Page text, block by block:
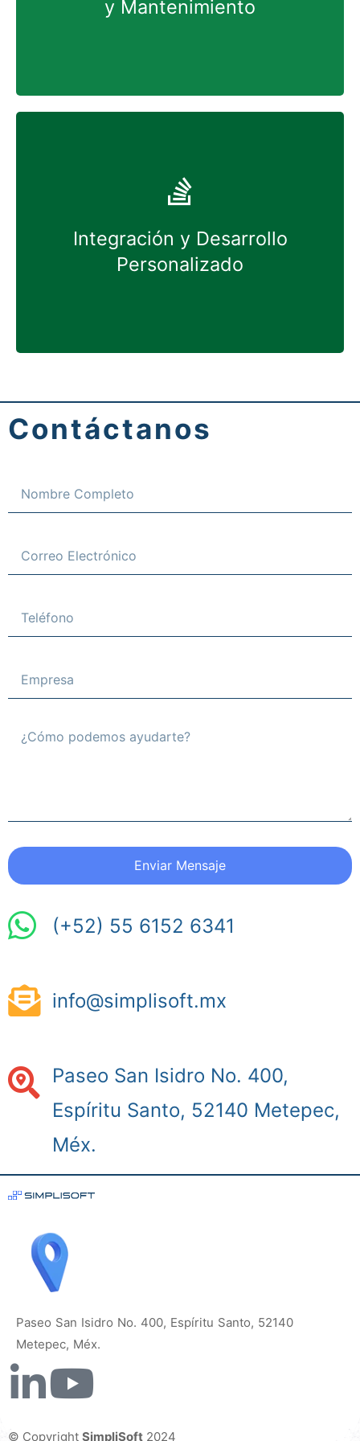
y Mantenimiento
asegurar que tu sistema funcione siempre de
Integración y Desarrollo
Personalizado
entorno de trabajo más cohesivo y eficiente.
Además, desarrollamos soluciones
personalizadas que se adaptan perfectamente a
las necesidades únicas de tu negocio, desde
nuevos módulos hasta la personalización de
Contáctanos
Enviar Mensaje
(+52) 55 6152 6341
info@simplisoft.mx
Paseo San Isidro No. 400,
Espíritu Santo, 52140 Metepec,
Méx.
Paseo San Isidro No. 400, Espíritu Santo, 52140
Metepec, Méx.
© Copyright SimpliSoft 2024